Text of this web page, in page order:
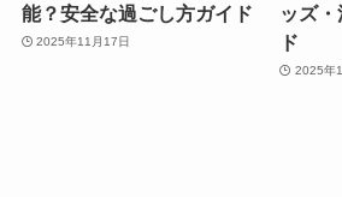
能？安全な過ごし方ガイド
2025年11月17日
ッズ
ド
2025年